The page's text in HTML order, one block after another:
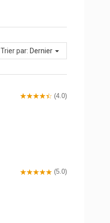
Trier par: Dernier
(4.0)
(5.0)